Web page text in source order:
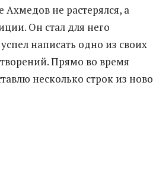
не растерялся, а
Он стал для него
написать одно из своих
Прямо во время
несколько строк из